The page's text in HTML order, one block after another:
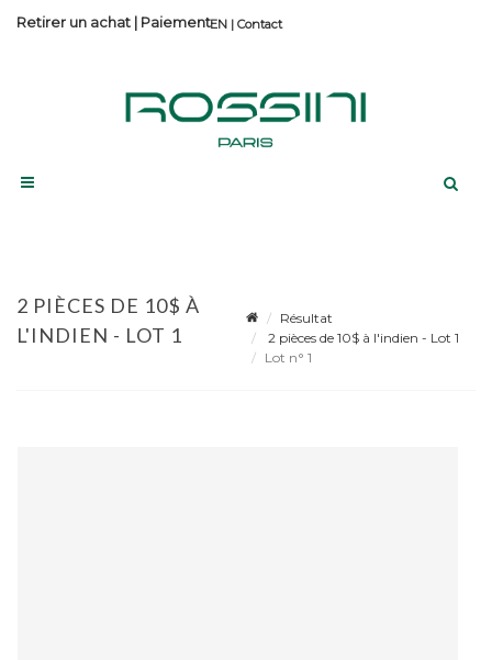
Contact
Retirer un achat | Paiement
2 PIÈCES DE 10$ À
L'INDIEN - LOT 1
Résultat
2 pièces de 10$ à l'indien - Lot 1
Lot n° 1